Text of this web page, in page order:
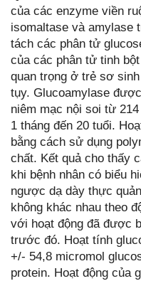
của các enzyme viền
isomaltase và amylase
tách các phân tử
của các phân tử tinh
quan trọng ở trẻ sơ
tụy. Glucoamylase
niêm mạc nội soi từ
1 tháng đến 20 tuổi.
bằng cách sử dụng
chất. Kết quả cho thấy
khi bệnh nhân có biểu
ngược dạ dày thực
không khác nhau theo
với hoạt động đã được
trước đó. Hoạt tính
+/- 54,8 micromol
protein. Hoạt động của